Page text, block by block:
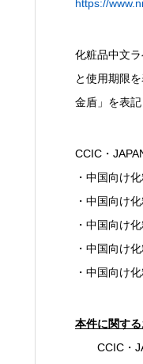
https://
化粧品中文
と使用期限
金盾」を表記
CCIC・
・中国向け
・中国向け
・中国向け
・中国向け
・中国向け
本件に関する
CCIC・